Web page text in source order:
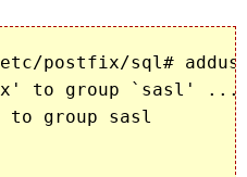
etc/postfix/sql#
to group `sasl' ...
to group sasl